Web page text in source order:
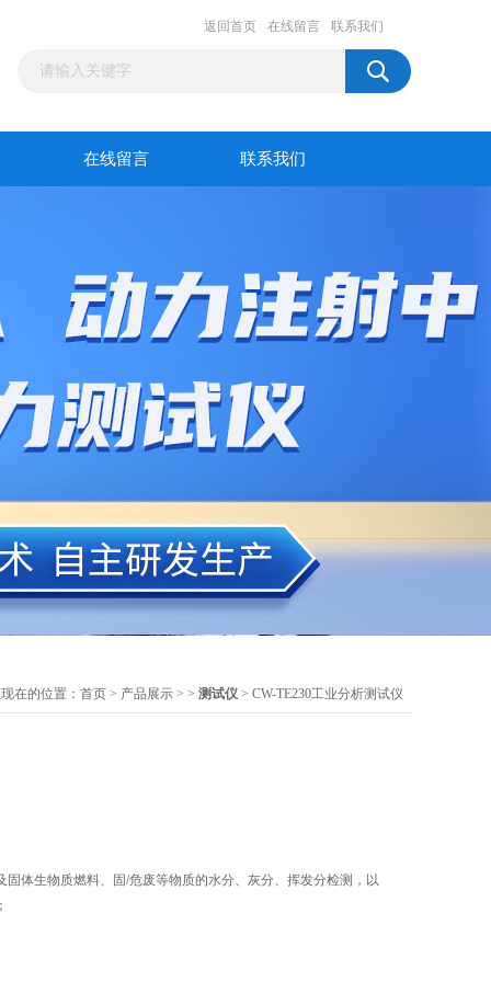
返回首页 在线留言 联系我们
在线留言 联系我们
在的位置： 首页 > 产品展示 > > 测试仪 > CW-TE230工业分析测试仪
固体生物质燃料、固/危废等物质的水分、灰分、挥发分检测，以